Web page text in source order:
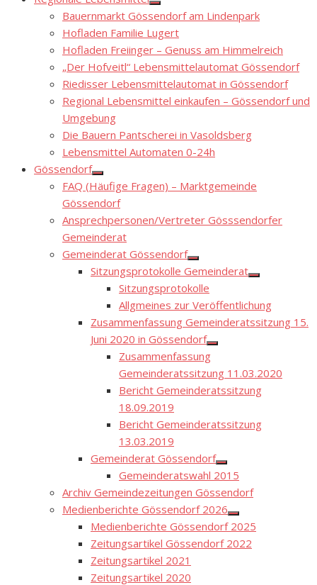
Show
sub
menu
Bauernmarkt Gössendorf am Lindenpark
Hofladen Familie Lugert
Hofladen Freiinger – Genuss am Himmelreich
„Der Hofveitl“ Lebensmittelautomat Gössendorf
Riedisser Lebensmittelautomat in Gössendorf
Regional Lebensmittel einkaufen – Gössendorf und
Umgebung
Die Bauern Pantscherei in Vasoldsberg
Lebensmittel Automaten 0-24h
Gössendorf
Show
sub
menu
FAQ (Häufige Fragen) – Marktgemeinde
Gössendorf
Ansprechpersonen/Vertreter Gösssendorfer
Gemeinderat
Gemeinderat Gössendorf
Show
sub
menu
Sitzungsprotokolle Gemeinderat
Show
menu
Sitzungsprotokolle
Allgmeines zur Veröffentlichung
Zusammenfassung Gemeinderatssitzung 15.
Juni 2020 in Gössendorf
Show
menu
Zusammenfassung
Gemeinderatssitzung 11.03.2020
Bericht Gemeinderatssitzung
18.09.2019
Bericht Gemeinderatssitzung
13.03.2019
Gemeinderat Gössendorf
Show
sub
menu
Gemeinderatswahl 2015
Archiv Gemeindezeitungen Gössendorf
Medienberichte Gössendorf 2026
Show
sub
menu
Medienberichte Gössendorf 2025
Zeitungsartikel Gössendorf 2022
Zeitungsartikel 2021
Zeitungsartikel 2020